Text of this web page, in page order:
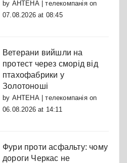
by АНТЕНА | телекомпаніяon
07.08.2026 at 08:45
Ветерани вийшли на
протест через сморід від
птахофабрики у
Золотоноші
by АНТЕНА | телекомпаніяon
06.08.2026 at 14:11
Фури проти асфальту: чому
дороги Черкас не